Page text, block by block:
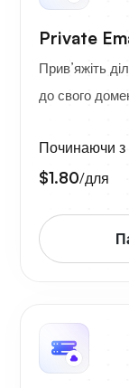
Private
Прив’яжіть
до свого
Починаючи з
$1.80/для